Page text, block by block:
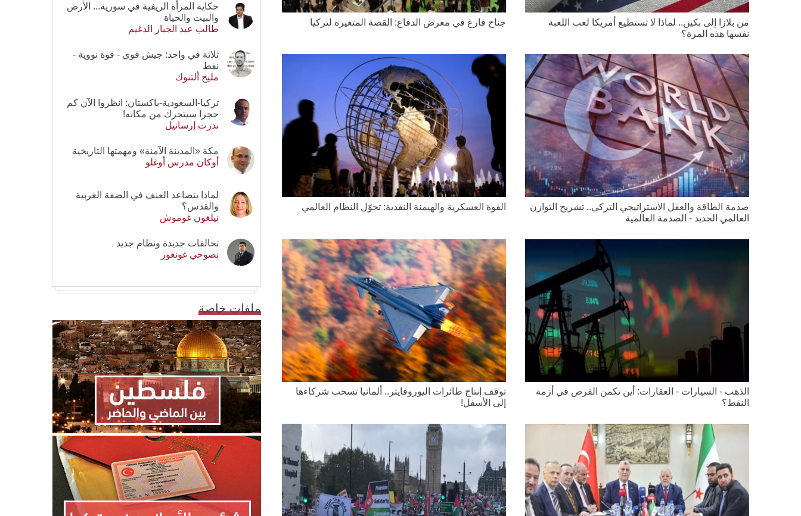
من بلازا إلى بكين.. لماذا لا تستطيع أمريكا لعب اللعبة
نفسها هذه المرة؟
جناح فارغ في معرض الدفاع: القصة المتغيرة لتركيا
صدمة الطاقة والعقل الاستراتيجي التركي.. تشريح التوازن
العالمي الجديد - الصدمة العالمية
القوة العسكرية والهيمنة النقدية: تحوّل النظام العالمي
الذهب - السيارات - العقارات: أين تكمن الفرص في أزمة
النفط؟
توقف إنتاج طائرات اليوروفايتر.. ألمانيا تسحب شركاءها
إلى الأسفل!
حكاية المرأة الريفية في سورية... الأرض
والبيت والحياة
طالب عبد الجبار الدغيم
ثلاثة في واحد: جيش قوي - قوة نووية -
نفط
مليح ألتنوك
تركيا-السعودية-باكستان: انظروا الآن كم
حجرا سيتحرك من مكانه!
ندرت إرسانيل
مكة «المدينة الآمنة» ومهمتها التاريخية
أوكان مدرس أوغلو
لماذا يتصاعد العنف في الضفة الغربية
والقدس؟
نيلغون غوموش
تحالفات جديدة ونظام جديد
نصوحي غونغور
ملفات خاصة